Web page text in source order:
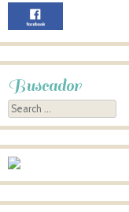
Buscador
Search